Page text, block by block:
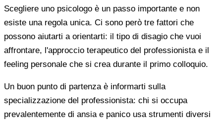
Scegliere uno psicologo è un passo importante e non
esiste una regola unica. Ci sono però tre fattori che
possono aiutarti a orientarti: il tipo di disagio che vuoi
affrontare, l'approccio terapeutico del professionista e il
feeling personale che si crea durante il primo colloquio.
Un buon punto di partenza è informarti sulla
specializzazione del professionista: chi si occupa
prevalentemente di ansia e panico usa strumenti diversi